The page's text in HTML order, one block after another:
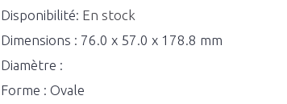
Disponibilité: En stock
Dimensions : 76.0 x 57.0 x 178.8 mm
Diamètre :
Forme : Ovale